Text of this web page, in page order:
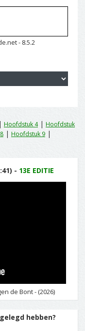
- 8.5.2
| Hoofdstuk 4| Hoofdstuk
| Hoofdstuk 9 |
- 13E EDITIE
de Bont - (2026)
hebben?